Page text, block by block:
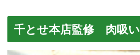
千とせ本店監修 肉吸い